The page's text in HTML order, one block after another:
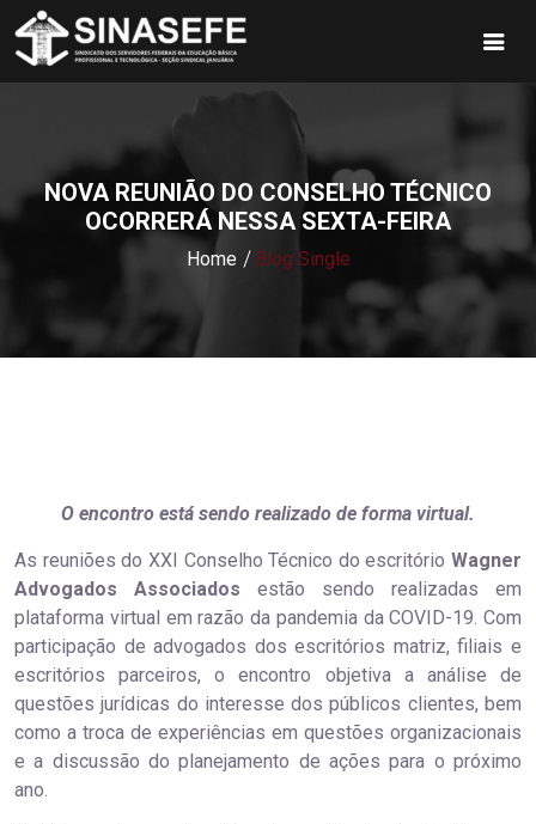
NOVA REUNIÃO DO CONSELHO TÉCNICO
OCORRERÁ NESSA SEXTA-FEIRA
Home Blog Single
O encontro está sendo realizado de forma virtual.
As reuniões do XXI Conselho Técnico do escritório Wagner
Advogados Associados estão sendo realizadas em
plataforma virtual em razão da pandemia da COVID-19. Com
participação de advogados dos escritórios matriz, filiais e
escritórios parceiros, o encontro objetiva a análise de
questões jurídicas do interesse dos públicos clientes, bem
como a troca de experiências em questões organizacionais
e a discussão do planejamento de ações para o próximo
ano.